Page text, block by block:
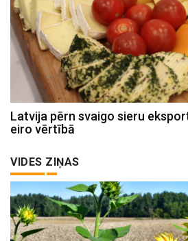
Latvija pērn svaigo sieru
eiro vērtībā
VIDES ZIŅAS